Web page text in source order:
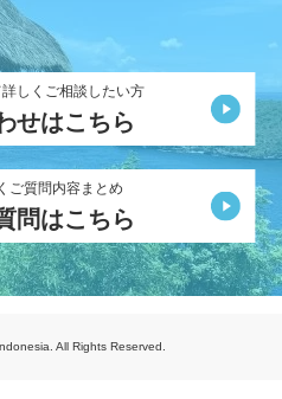
しくご相談したい方
せはこちら
ご質問内容まとめ
問はこちら
All Rights Reserved.